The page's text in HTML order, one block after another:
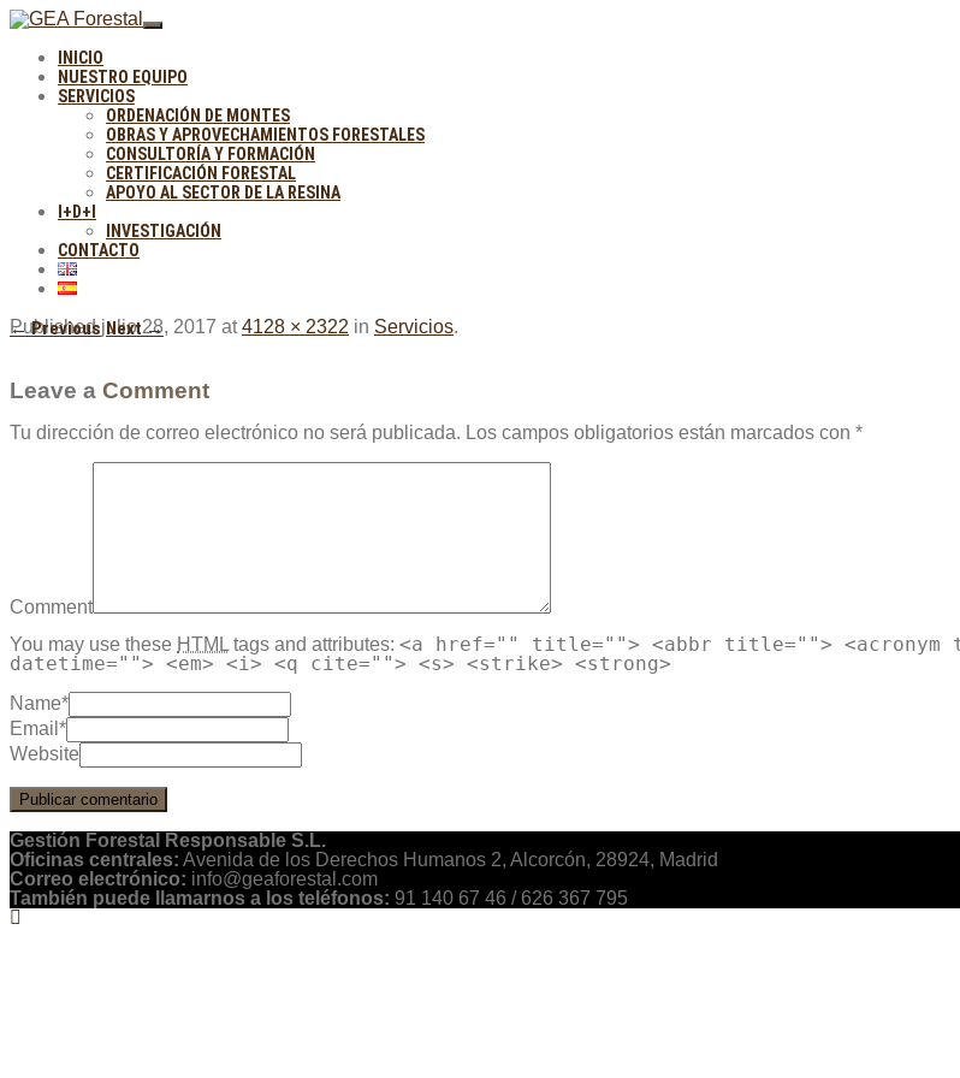
INICIO
NUESTRO EQUIPO
SERVICIOS
ORDENACIÓN DE MONTES
OBRAS Y APROVECHAMIENTOS FORESTALES
CONSULTORÍA Y FORMACIÓN
CERTIFICACIÓN FORESTAL
APOYO AL SECTOR DE LA RESINA
I+D+I
INVESTIGACIÓN
CONTACTO
Publishedjulio 28, 2017 at4128 × 2322 in Servicios.
← Previous Next →
Leave a Comment
Tu dirección de correo electrónico no será publicada. Los campos obligatorios están marcados con *
Comment
You may use these HTMLtags and attributes: <a href="" title=""> <abbr title=""> <acronym
datetime=""> <em> <i> <q cite=""> <s> <strike> <strong>
Name*
Email *
Website
Gestión Forestal Responsable S.L.
Oficinas centrales: Avenida de los Derechos Humanos 2, Alcorcón, 28924, Madrid
Correo electrónico: info@geaforestal.com
También puede llamarnos a los teléfonos: 91 140 67 46 / 626 367 795